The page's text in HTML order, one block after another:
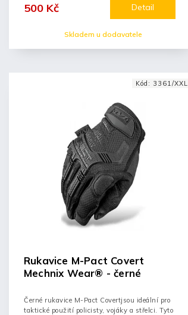
Skladem u dodavatele
500 Kč Detail
Rukavice M-Pact Covert
Mechnix Wear® - černé
Černé rukavice M-Pact Covertjsou ideální pro
taktické použití policisty, vojáky a střelci. Tyto
Kód: 3361/XXL